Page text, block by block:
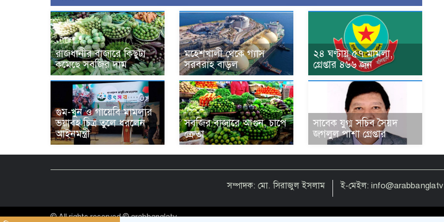
রাজধানীর বাজারে কিছুটা
কমেছে সবজির দাম
মহেশখালী থেকে গ্যাস
সরবরাহ বাড়ল
২৪ ঘণ্টায় ৫৭ মামলা,
গ্রেপ্তার ৪৬৬ জন
গুম-খুন ও গায়েবি মামলার
ভয়াবহ চিত্র তুলে ধরলেন
আইনমন্ত্রী
সবজির বাজারে আগুন, চাপে
ক্রেতা
সাবেক যুগ্ম সচিব সৈয়দ
জগলুল পাশা গ্রেপ্তার
সম্পাদক: মো. সিরাজুল ইসলাম ই-মেইল:
© All rights reserved © arabbanglatv